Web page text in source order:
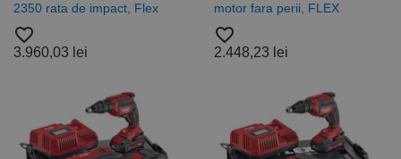
2350 rata de impact, Flex
favorite_border
3.960,03 lei
motor fara perii, FLEX
favorite_border
2.448,23 lei